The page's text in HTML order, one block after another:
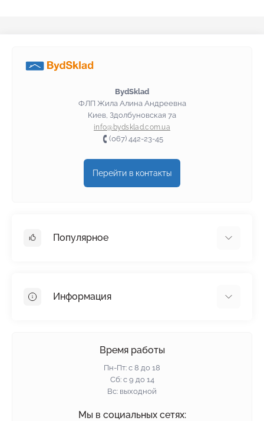
BydSklad
ФЛП Жила Алина Андреевна
Киев, Здолбуновская 7а
info@bydsklad.com.ua
(067) 442-23-45
Перейти в контакты
Популярное
Пенопласт
Информация
Политика конфиденциальности
Время работы
Пн-Пт: с 8 до 18
Сб: с 9 до 14
Вс: выходной
Мы в социальных сетях: